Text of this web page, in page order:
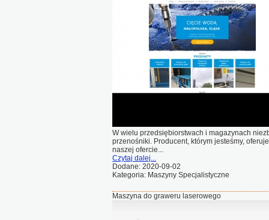
W wielu przedsiębiorstwach i magazynach
przenośniki. Producent, którym jesteśmy,
naszej ofercie...
Czytaj dalej...
Dodane: 2020-09-02
Kategoria: Maszyny Specjalistyczne
Maszyna do graweru laserowego